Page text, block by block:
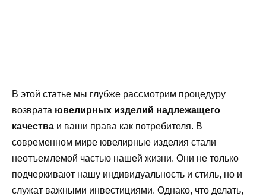
В этой статье мы глубже рассмотрим процедуру
возврата ювелирных изделий надлежащего
качества и ваши права как потребителя. В
современном мире ювелирные изделия стали
неотъемлемой частью нашей жизни. Они не только
подчеркивают нашу индивидуальность и стиль, но и
служат важными инвестициями. Однако, что делать,